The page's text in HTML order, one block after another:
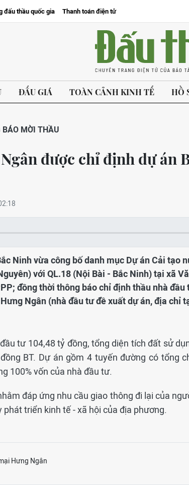
đấu thầu quốc gia Thanh toán điện tử
ĐẤU GIÁ TOÀN CẢNH KINH TẾ HỒ
BÁO MỜI THẦU
được chỉ định dự án
Ninh vừa công bố danh mục Dự án Cải tạo
với QL.18 (Nội Bài - Bắc Ninh) tại xã
đồng thời thông báo chỉ định thầu nhà đầu
Ngân (nhà đầu tư đề xuất dự án, địa chỉ
tư 104,48 tỷ đồng, tổng diện tích đất sử
BT. Dự án gồm 4 tuyến đường có tổng
100% vốn của nhà đầu tư.
đáp ứng nhu cầu giao thông đi lại của
phát triển kinh tế - xã hội của địa phương.
Hưng Ngân